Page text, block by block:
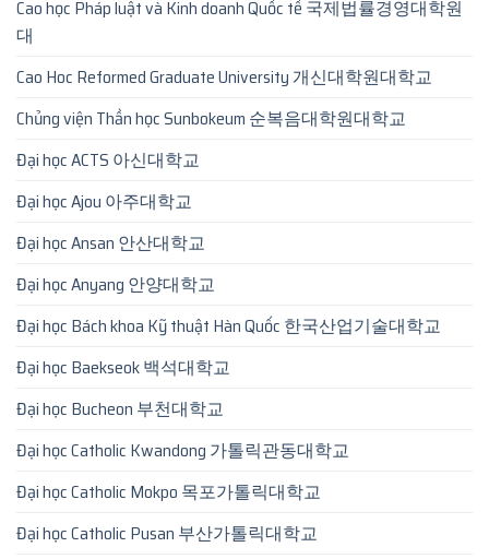
Cao học Pháp luật và Kinh doanh Quốc tế 국제법률경영대학원
대
Cao Hoc Reformed Graduate University 개신대학원대학교
Chủng viện Thần học Sunbokeum 순복음대학원대학교
Đại học ACTS 아신대학교
Đại học Ajou 아주대학교
Đại học Ansan 안산대학교
Đại học Anyang 안양대학교
Đại học Bách khoa Kỹ thuật Hàn Quốc 한국산업기술대학교
Đại học Baekseok 백석대학교
Đại học Bucheon 부천대학교
Đại học Catholic Kwandong 가톨릭관동대학교
Đại học Catholic Mokpo 목포가톨릭대학교
Đại học Catholic Pusan 부산가톨릭대학교